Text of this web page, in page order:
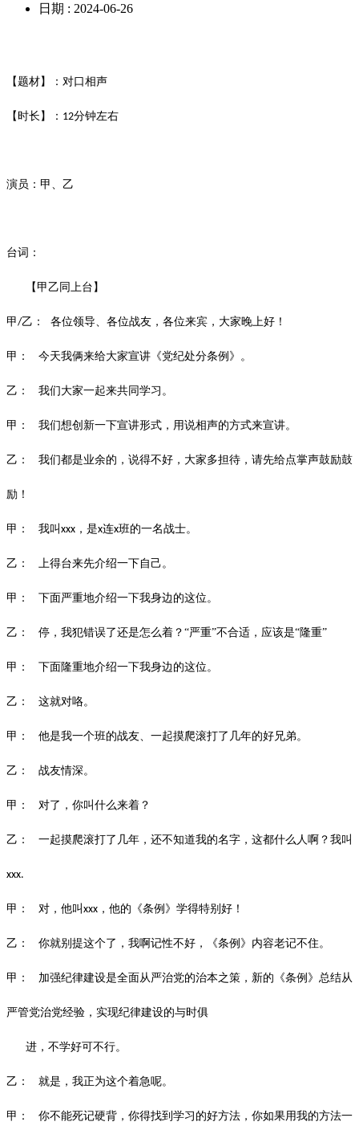
日期 : 2024-06-26
【题材】：对口相声
【时长】： 12分钟左右
演员：甲、乙
台词：
【甲乙同上台】
甲/乙： 各位领导、各位战友，各位来宾，大家晚上好！
甲： 今天我俩来给大家宣讲《党纪处分条例》。
乙： 我们大家一起来共同学习。
甲： 我们想创新一下宣讲形式，用说相声的方式来宣讲。
乙： 我们都是业余的，说得不好，大家多担待，请先给点掌声鼓励鼓
励！
甲： 我叫 xxx ，是x连x班的一名战士。
乙： 上得台来先介绍一下自己。
甲： 下面严重地介绍一下我身边的这位。
乙： 停，我犯错误了还是怎么着？ “严重”不合适，应该是“隆重”
甲： 下面隆重地介绍一下我身边的这位。
乙： 这就对咯。
甲： 他是我一个班的战友、一起摸爬滚打了几年的好兄弟。
乙： 战友情深。
甲： 对了，你叫什么来着？
乙： 一起摸爬滚打了几年，还不知道我的名字，这都什么人啊？我叫
xxx.
甲： 对，他叫 xxx ，他的《条例》学得特别好！
乙： 你就别提这个了，我啊记性不好，《条例》内容老记不住。
甲： 加强纪律建设是全面从严治党的治本之策，新的《条例》总结从
严管党治党经验，实现纪律建设的与时俱
进，不学好可不行。
乙： 就是，我正为这个着急呢。
甲： 你不能死记硬背，你得找到学习的好方法，你如果用我的方法一